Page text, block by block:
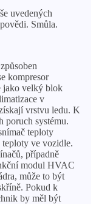
uvedených
Smůla.
kompresor
jako velký blok
v
vrstvu ledu. K
poruch systému.
teploty
ve vozidle.
případně
modul HVAC
může to být
Pokud k
by měl být